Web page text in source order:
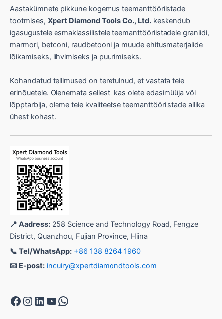
v
õ
t
t
e
Aastakümnete pikkune kogemus teemanttööriistade
tootmises, Xpert Diamond Tools Co., Ltd. keskendub
igasugustele esmaklassilistele teemanttööriistadele graniidi,
marmori, betooni, raudbetooni ja muude ehitusmaterjalide
lõikamiseks, lihvimiseks ja puurimiseks.
Kohandatud tellimused on teretulnud, et vastata teie
erinõuetele. Olenemata sellest, kas olete edasimüüja või
lõpptarbija, oleme teie kvaliteetse teemanttööriistade allika
ühest kohast.
📍 Aadress: 258 Science and Technology Road, Fengze
District, Quanzhou, Fujian Province, Hiina
📞 Tel/WhatsApp: +86 138 8264 1960
📧 E-post: inquiry@xpertdiamondtools.com
Facebook
Instagram
LinkedIn
YouTube
WhatsApp